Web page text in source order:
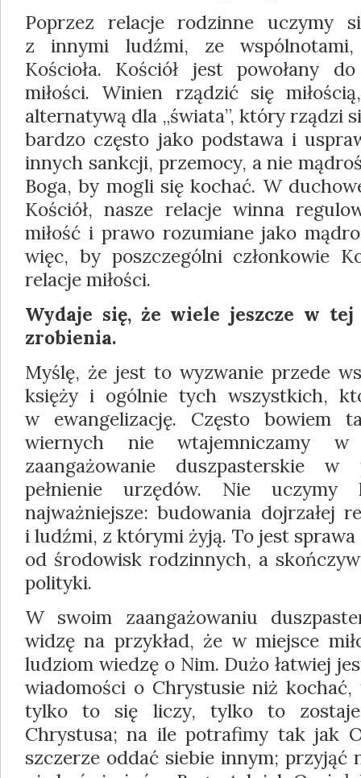
Poprzez relacje rodzinne uczymy
z innymi ludźmi, ze
Kościoła. Kościół jest powołany
miłości. Winien rządzić się
alternatywą dla „świata”, który rządzi
bardzo często jako podstawa i
innych sankcji, przemocy, a nie
Boga, by mogli się kochać. W
Kościół, nasze relacje winna
miłość i prawo rozumiane jako
więc, by poszczególni członkowie
relacje miłości.
Wydaje się, że wiele jeszcze w
zrobienia.
Myślę, że jest to wyzwanie przede
księży i ogólnie tych wszystkich,
w ewangelizację. Często bowiem
wiernych nie wtajemniczamy w
zaangażowanie duszpasterskie
pełnienie urzędów. Nie
najważniejsze: budowania dojrzałej
i ludźmi, z którymi żyją. To jest sprawa
od środowisk rodzinnych, a
polityki.
W swoim zaangażowaniu
widzę na przykład, że w miejsce
ludziom wiedzę o Nim. Dużo łatwiej
wiadomości o Chrystusie niż
tylko to się liczy, tylko to
Chrystusa; na ile potrafimy tak jak
szczerze oddać siebie innym; przyjąć